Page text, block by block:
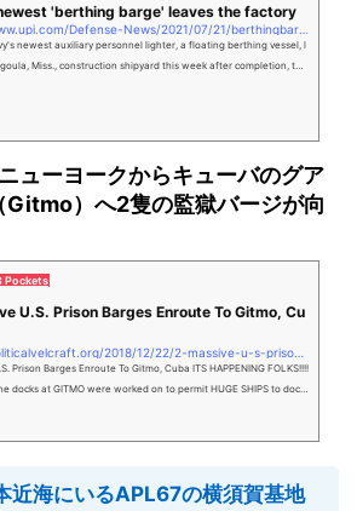
'berthing barge' leaves the factory
newest auxiliary personnel lighter, a floating berthing vessel, l
Miss., construction shipyard this week after completion, the
ーヨークからキューバのグア
Gitmo）へ2隻の監獄バージが向
Pockets
U.S. Prison Barges Enroute To Gitmo, Cu
Prison Barges Enroute To Gitmo, Cuba ITS HAPPENING FOLKS!!!!
docks at GITMO were worked on to permit HUGE SHIPS to dock
海にいるAPL67の横須賀基地